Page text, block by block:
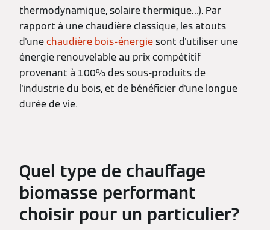
thermodynamique, solaire thermique…). Par
rapport à une chaudière classique, les atouts
d'unechaudière bois-énergiesont d'utiliser une
énergie renouvelable au prix compétitif
provenant à 100% des sous-produits de
l'industrie du bois, et de bénéficier d'une longue
durée de vie.
Quel type de chauffage
biomasse performant
choisir pour un particulier?